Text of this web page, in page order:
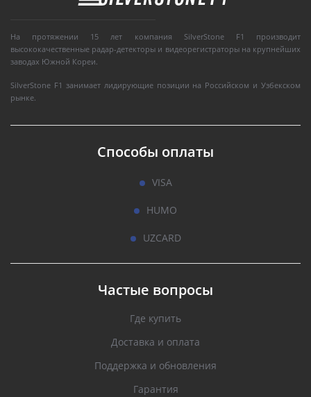
На протяжении 15 лет компания SilverStone F1 производит
высококачественные радар-детекторы и видеорегистраторы на крупнейших
заводах Южной Кореи.
SilverStone F1 занимает лидирующие позиции на Российском и Узбекском
рынке.
Способы оплаты
VISA
HUMO
UZCARD
Частые вопросы
Где купить
Доставка и оплата
Поддержка и обновления
Гарантия